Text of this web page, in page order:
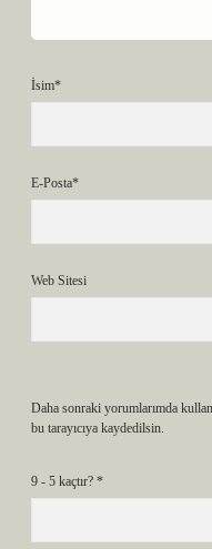
İsim*
E-Posta*
Web Sitesi
Daha sonraki yorumlarımda
bu tarayıcıya kaydedilsin.
9 - 5 kaçtır? *